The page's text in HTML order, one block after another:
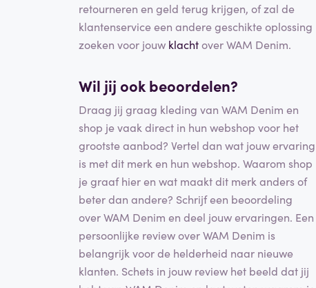
retourneren en geld terug krijgen, of zal de
klantenservice een andere geschikte oplossing
zoeken voor jouw klachtover WAM Denim.
Wil jij ook beoordelen?
Draag jij graag kleding van WAM Denim en
shop je vaak direct in hun webshop voor het
grootste aanbod? Vertel dan wat jouw ervaring
is met dit merk en hun webshop. Waarom shop
je graaf hier en wat maakt dit merk anders of
beter dan andere? Schrijf een beoordeling
over WAM Denim en deel jouw ervaringen. Een
persoonlijke review over WAM Denim is
belangrijk voor de helderheid naar nieuwe
klanten. Schets in jouw review het beeld dat jij